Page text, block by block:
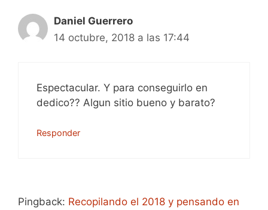
Daniel Guerrero
14 octubre, 2018 a las 17:44
Espectacular. Y para conseguirlo en
dedico?? Algun sitio bueno y barato?
Responder
Pingback: Recopilando el 2018 y pensando en